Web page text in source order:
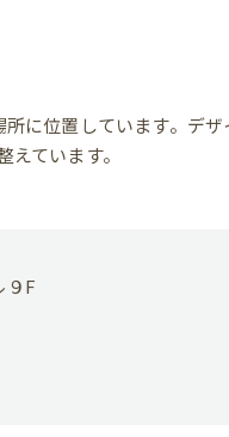
に位置しています。デ
ています。
９F